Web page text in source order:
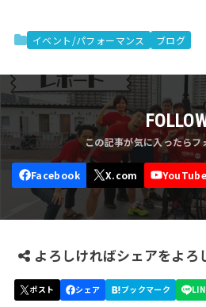
イベント/パフォーマンス ブログ
よろしければシェアをよろ